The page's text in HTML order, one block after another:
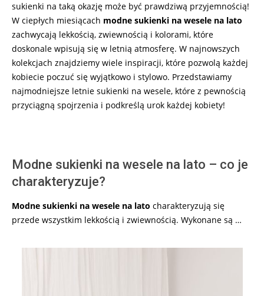
sukienki na taką okazję może być prawdziwą przyjemnością!
W ciepłych miesiącach modne sukienki na wesele na lato
zachwycają lekkością, zwiewnością i kolorami, które
doskonale wpisują się w letnią atmosferę. W najnowszych
kolekcjach znajdziemy wiele inspiracji, które pozwolą każdej
kobiecie poczuć się wyjątkowo i stylowo. Przedstawiamy
najmodniejsze letnie sukienki na wesele, które z pewnością
przyciągną spojrzenia i podkreślą urok każdej kobiety!
Modne sukienki na wesele na lato – co je
charakteryzuje?
Modne sukienki na wesele na lato charakteryzują się
przede wszystkim lekkością i zwiewnością. Wykonane są …